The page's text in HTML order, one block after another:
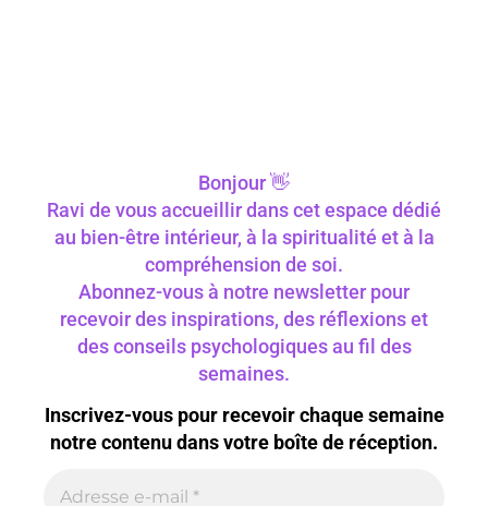
Bonjour 👋
Ravi de vous accueillir dans cet espace dédié
au bien-être intérieur, à la spiritualité et à la
compréhension de soi.
Abonnez-vous à notre newsletter pour
recevoir des inspirations, des réflexions et
des conseils psychologiques au fil des
semaines.
Inscrivez-vous pour recevoir chaque semaine
notre contenu dans votre boîte de réception.